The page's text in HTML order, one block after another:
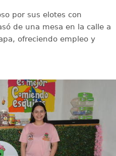
por sus elotes con
de una mesa en la calle a
ofreciendo empleo y